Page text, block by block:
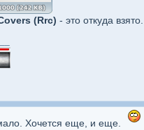
(Rrc) - это откуда взято.
Хочется еще, и еще.